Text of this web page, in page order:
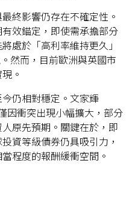
終影響仍存在不確定性。
效錨定，即使需承擔部分
處於「高利率維持更久」
然而，目前歐洲與英國市
。
仍相對穩定。文家輝
因衝突出現小幅擴大，部分
原先預期。關鍵在於，即
資等級債券仍具吸引力，
程度的報酬緩衝空間。